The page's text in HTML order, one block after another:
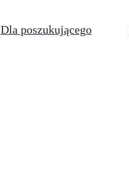
Dla poszukującego